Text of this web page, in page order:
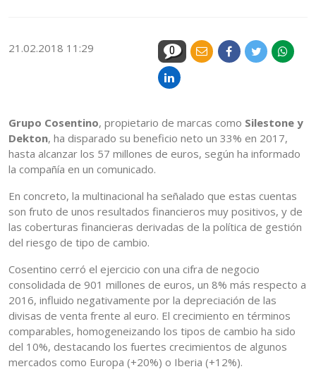
21.02.2018 11:29 0
Grupo Cosentino, propietario de marcas como Silestone y
Dekton, ha disparado su beneficio neto un 33% en 2017,
hasta alcanzar los 57 millones de euros, según ha informado
la compañía en un comunicado.
En concreto, la multinacional ha señalado que estas cuentas
son fruto de unos resultados financieros muy positivos, y de
las coberturas financieras derivadas de la política de gestión
del riesgo de tipo de cambio.
Cosentino cerró el ejercicio con una cifra de negocio
consolidada de 901 millones de euros, un 8% más respecto a
2016, influido negativamente por la depreciación de las
divisas de venta frente al euro. El crecimiento en términos
comparables, homogeneizando los tipos de cambio ha sido
del 10%, destacando los fuertes crecimientos de algunos
mercados como Europa (+20%) o Iberia (+12%).